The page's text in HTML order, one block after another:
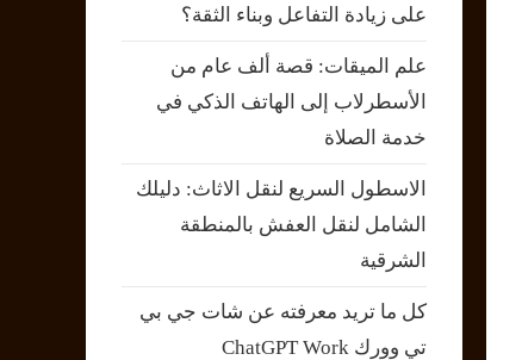
على زيادة التفاعل وبناء الثقة؟
علم الميقات: قصة ألف عام من
الأسطرلاب إلى الهاتف الذكي في
خدمة الصلاة
الاسطول السريع لنقل الاثاث: دليلك
الشامل لنقل العفش بالمنطقة
الشرقية
كل ما تريد معرفته عن شات جي بي
تي وورك ChatGPT Work